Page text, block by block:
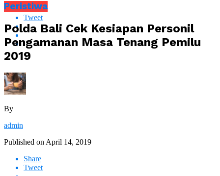
Share
Tweet
Peristiwa
Polda Bali Cek Kesiapan Personil
Pengamanan Masa Tenang Pemilu
2019
By
admin
Published on April 14, 2019
Share
Tweet